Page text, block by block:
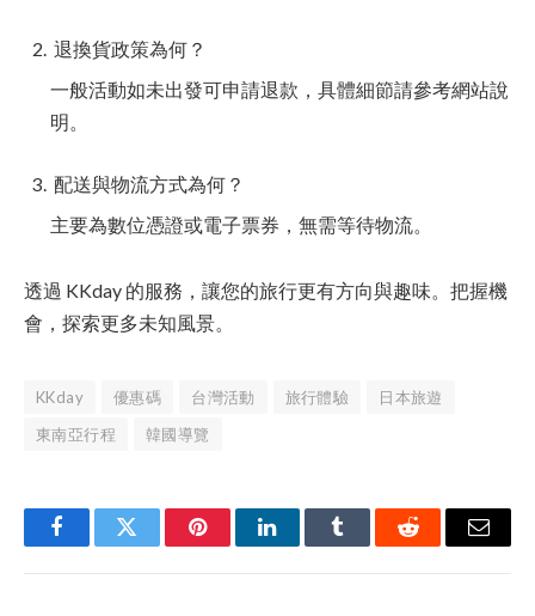
退換貨政策為何？
一般活動如未出發可申請退款，具體細節請參考網站說
明。
配送與物流方式為何？
主要為數位憑證或電子票券，無需等待物流。
透過 KKday 的服務，讓您的旅行更有方向與趣味。把握機
會，探索更多未知風景。
KKday 優惠碼 台灣活動 旅行體驗
日本旅遊
東南亞行程
韓國導覽
FacebookTwitter PinterestLinkedInTumblr Reddit Email